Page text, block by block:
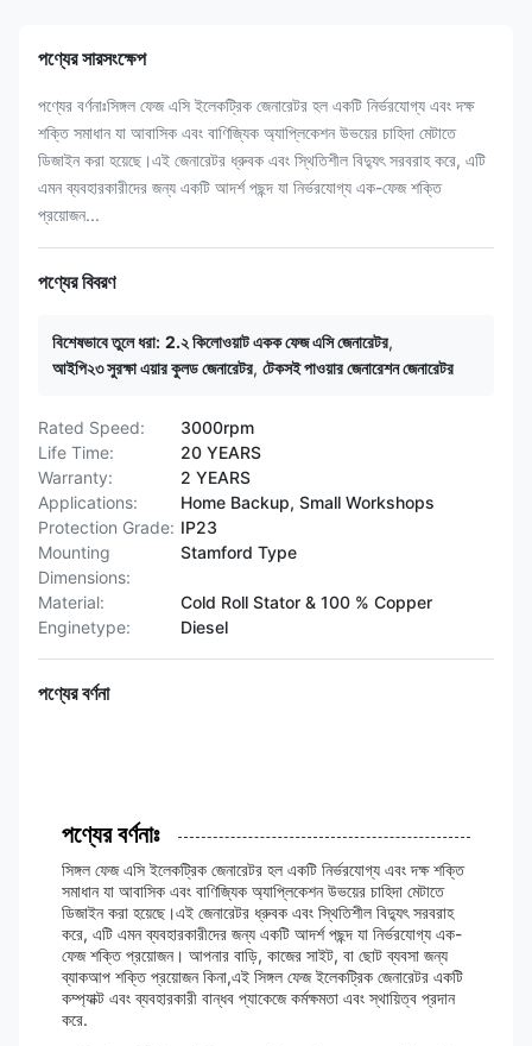
পণ্যের সারসংক্ষেপ
পণ্যের বর্ণনাঃসিঙ্গল ফেজ এসি ইলেকট্রিক জেনারেটর হল একটি নির্ভরযোগ্য এবং দক্ষ
শক্তি সমাধান যা আবাসিক এবং বাণিজ্যিক অ্যাপ্লিকেশন উভয়ের চাহিদা মেটাতে
ডিজাইন করা হয়েছে।এই জেনারেটর ধ্রুবক এবং স্থিতিশীল বিদ্যুৎ সরবরাহ করে, এটি
এমন ব্যবহারকারীদের জন্য একটি আদর্শ পছন্দ যা নির্ভরযোগ্য এক-ফেজ শক্তি
প্রয়োজন...
পণ্যের বিবরণ
বিশেষভাবে তুলে ধরা: 2.২ কিলোওয়াট একক ফেজ এসি জেনারেটর,
আইপি২৩ সুরক্ষা এয়ার কুলড জেনারেটর, টেকসই পাওয়ার জেনারেশন জেনারেটর
Rated Speed:
3000rpm
Life Time:
20 YEARS
Warranty:
2 YEARS
Applications:
Home Backup, Small Workshops
Protection Grade: IP23
Mounting
Dimensions:
Stamford Type
Material:
Cold Roll Stator & 100 % Copper
Enginetype:
Diesel
পণ্যের বর্ণনা
পণ্যের বর্ণনাঃ
সিঙ্গল ফেজ এসি ইলেকট্রিক জেনারেটর হল একটি নির্ভরযোগ্য এবং দক্ষ শক্তি
সমাধান যা আবাসিক এবং বাণিজ্যিক অ্যাপ্লিকেশন উভয়ের চাহিদা মেটাতে
ডিজাইন করা হয়েছে।এই জেনারেটর ধ্রুবক এবং স্থিতিশীল বিদ্যুৎ সরবরাহ
করে, এটি এমন ব্যবহারকারীদের জন্য একটি আদর্শ পছন্দ যা নির্ভরযোগ্য এক-
ফেজ শক্তি প্রয়োজন। আপনার বাড়ি, কাজের সাইট, বা ছোট ব্যবসা জন্য
ব্যাকআপ শক্তি প্রয়োজন কিনা,এই সিঙ্গল ফেজ ইলেকট্রিক জেনারেটর একটি
কম্প্যাক্ট এবং ব্যবহারকারী বান্ধব প্যাকেজে কর্মক্ষমতা এবং স্থায়িত্ব প্রদান
করে.